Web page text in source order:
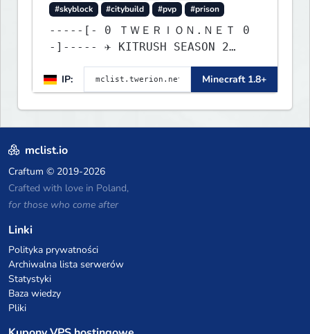
#skyblock
#citybuild #pvp #prison
-----[- 0 ＴＷＥＲＩＯＮ.ＮＥＴ 0
-]----- ✈ KITRUSH SEASON 2
RELEASE ✈ 0d, 3h, 3m
IP:
Minecraft 1.8+
mclist.io
Craftum © 2019-2026
Crafted with love in Poland,
for those who come after
Linki
Polityka prywatności
Archiwalna lista serwerów
Statystyki
Baza wiedzy
Pliki